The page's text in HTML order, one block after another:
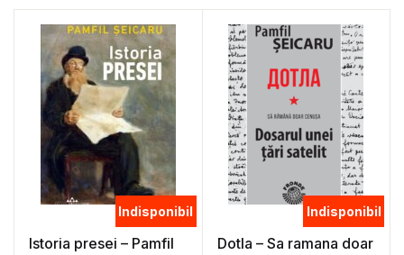
Indisponibil
Istoria presei – Pamfil
Indisponibil
Dotla – Sa ramana doar